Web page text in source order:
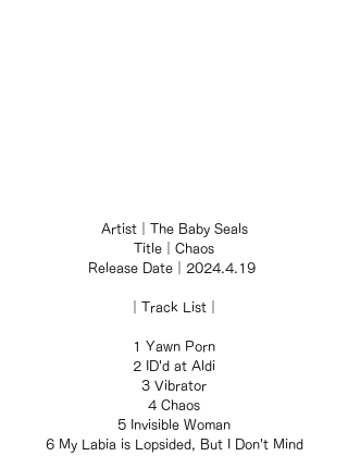
Artist｜The Baby Seals
Title｜Chaos
Release Date｜2024.4.19
｜Track List｜
1 Yawn Porn
2 ID'd at Aldi
3 Vibrator
4 Chaos
5 Invisible Woman
6 My Labia is Lopsided, But I Don't Mind